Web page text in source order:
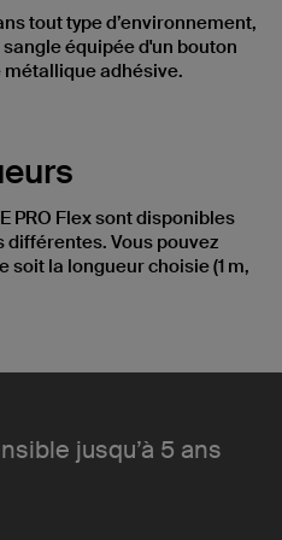
tout type d’environnement,
équipée d'un bouton
adhésive.
PRO Flex sont disponibles
Vous pouvez
la longueur choisie (1 m,
jusqu’à 5 ans